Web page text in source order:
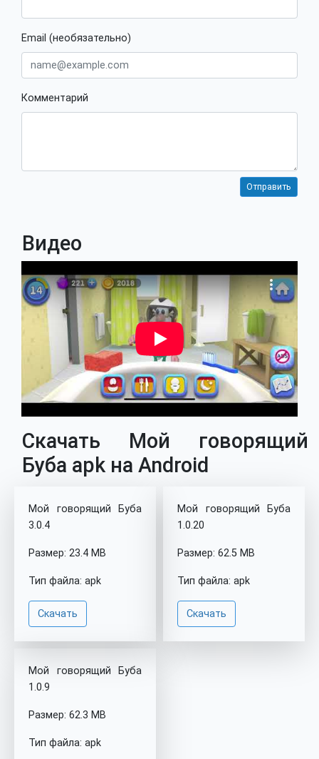
Email (необязательно)
Комментарий
Видео
Скачать Мой говорящий
Буба apk на Android
Мой говорящий Буба
3.0.4
Размер: 23.4 MB
Тип файла: apk
Скачать
Мой говорящий Буба
1.0.20
Размер: 62.5 MB
Тип файла: apk
Скачать
Мой говорящий Буба
1.0.9
Размер: 62.3 MB
Тип файла: apk